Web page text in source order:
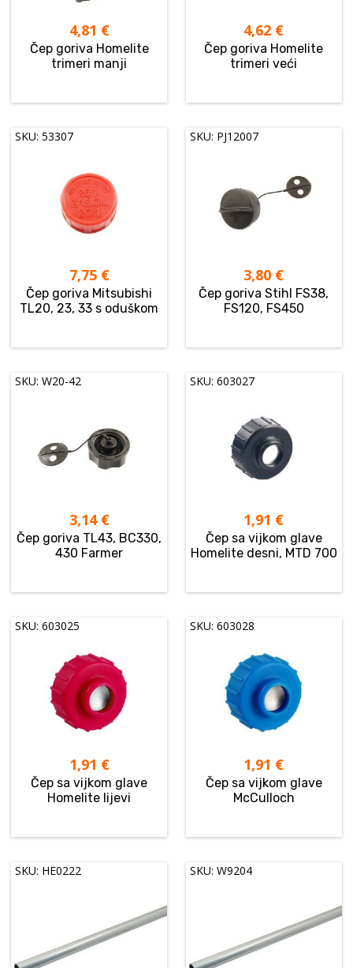
4,81 €
Čep goriva Homelite
trimeri manji
4,62 €
Čep goriva Homelite
trimeri veći
SKU: 53307
7,75 €
Čep goriva Mitsubishi
TL20, 23, 33 s oduškom
SKU: PJ12007
3,80 €
Čep goriva Stihl FS38,
FS120, FS450
SKU: W20-42
3,14 €
Čep goriva TL43, BC330,
430 Farmer
SKU: 603027
1,91 €
Čep sa vijkom glave
Homelite desni, MTD 700
SKU: 603025
1,91 €
Čep sa vijkom glave
Homelite lijevi
SKU: 603028
1,91 €
Čep sa vijkom glave
McCulloch
SKU: HE0222 SKU: W9204